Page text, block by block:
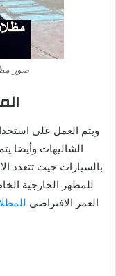
صور
ويتم العمل على
الشاليهات وأيضا
بالسيارات حيث تتعدد
للمظهر الخارجية
العمر الافتراضي